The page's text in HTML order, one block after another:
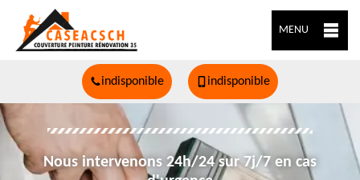
MENU
indisponible indisponible
Nous intervenons 24h/24 sur 7j/7 en cas